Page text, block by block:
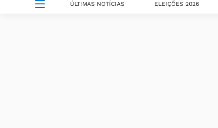
ÚLTIMAS NOTÍCIAS ELEIÇÕES 2026